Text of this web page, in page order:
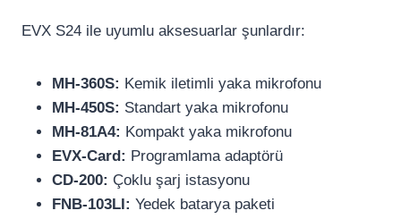
EVX S24 ile uyumlu aksesuarlar şunlardır:
MH-360S: Kemik iletimli yaka mikrofonu
MH-450S: Standart yaka mikrofonu
MH-81A4: Kompakt yaka mikrofonu
EVX-Card: Programlama adaptörü
CD-200: Çoklu şarj istasyonu
FNB-103LI: Yedek batarya paketi